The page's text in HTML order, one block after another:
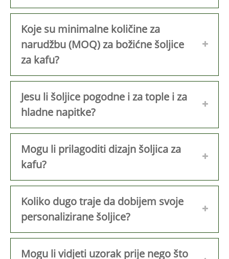
Koje su minimalne količine za
narudžbu (MOQ) za božićne šoljice
za kafu?
Jesu li šoljice pogodne i za tople i za
hladne napitke?
Mogu li prilagoditi dizajn šoljica za
kafu?
Koliko dugo traje da dobijem svoje
personalizirane šoljice?
Mogu li vidjeti uzorak prije nego što